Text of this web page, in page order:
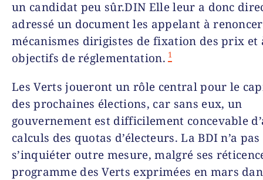
un candidat peu sûr.DIN Elle leur a donc
adressé un document les appelant à
mécanismes dirigistes de fixation des prix et
objectifs de réglementation. 1
Les Verts joueront un rôle central pour le
des prochaines élections, car sans eux, un
gouvernement est difficilement concevable
calculs des quotas d’électeurs. La BDI n’a pas
s’inquiéter outre mesure, malgré ses
programme des Verts exprimées en mars